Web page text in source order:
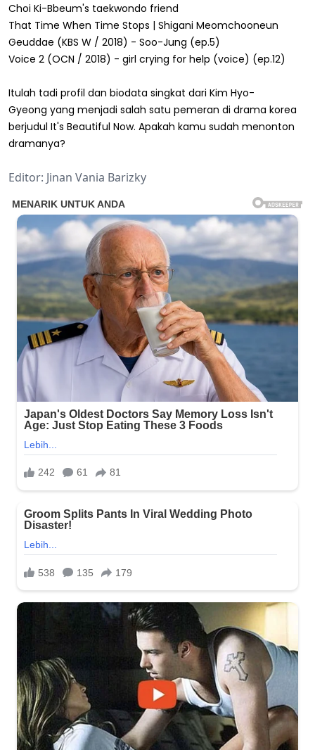
Choi Ki-Bbeum's taekwondo friend
That Time When Time Stops | Shigani Meomchooneun
Geuddae (KBS W / 2018) - Soo-Jung (ep.5)
Voice 2 (OCN / 2018) - girl crying for help (voice) (ep.12)
Itulah tadi profil dan biodata singkat dari Kim Hyo-
Gyeong yang menjadi salah satu pemeran di drama korea
berjudul It's Beautiful Now. Apakah kamu sudah menonton
dramanya?
Editor: Jinan Vania Barizky